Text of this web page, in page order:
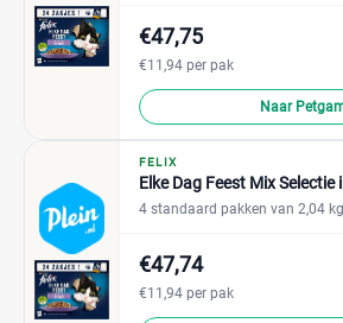
€47,75
€11,94 per pak
Naar
FELIX
Elke Dag Feest Mix Selectie
4 standaard pakken van 2,04 kg
€47,74
€11,94 per pak